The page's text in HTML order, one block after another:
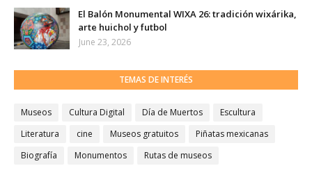
El Balón Monumental WIXA 26: tradición wixárika,
arte huichol y futbol
June 23, 2026
TEMAS DE INTERÉS
Museos Cultura Digital Día de Muertos
Escultura
Literatura
cine Museos gratuitos
Piñatas mexicanas
Biografía
Monumentos Rutas de museos